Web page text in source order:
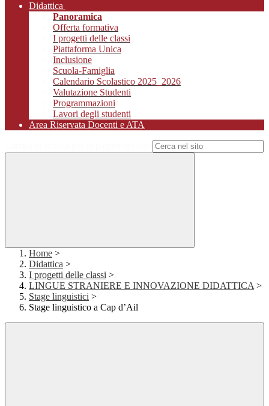
Didattica
Panoramica
Offerta formativa
I progetti delle classi
Piattaforma Unica
Inclusione
Scuola-Famiglia
Calendario Scolastico 2025_2026
Valutazione Studenti
Programmazioni
Lavori degli studenti
Area Riservata Docenti e ATA
Home >
Didattica >
I progetti delle classi >
LINGUE STRANIERE E INNOVAZIONE DIDATTICA >
Stage linguistici >
Stage linguistico a Cap d’Ail